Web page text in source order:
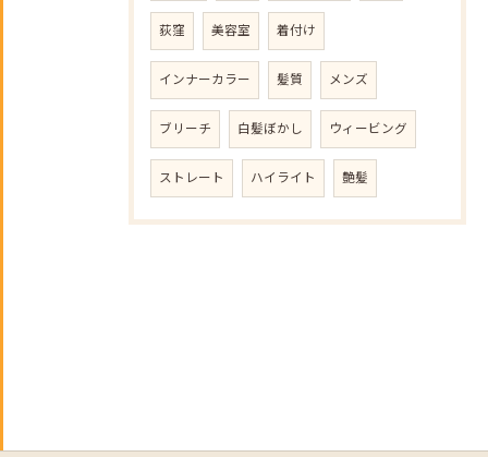
荻窪 美容室 着付け
インナーカラー 髪質 メンズ
ブリーチ 白髪ぼかし ウィービング
ストレート ハイライト 艶髪